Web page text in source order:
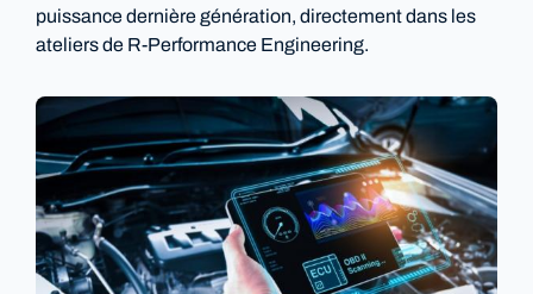
puissance dernière génération, directement dans les
ateliers de R-Performance Engineering.